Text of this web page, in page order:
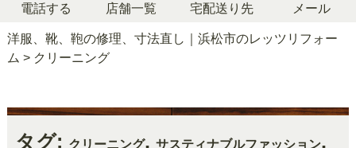
電話する 店舗一覧 宅配送り先 メール
洋服、靴、鞄の修理、寸法直し｜浜松市のレッツリフォー
ム > クリーニング
タグ: クリーニング, サスティナブルファッション,